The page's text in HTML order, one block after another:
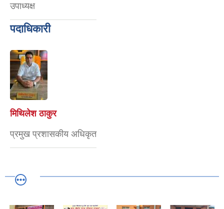
उपाध्यक्ष
पदाधिकारी
मिथिलेश ठाकुर
प्रमुख प्रशासकीय अधिकृत